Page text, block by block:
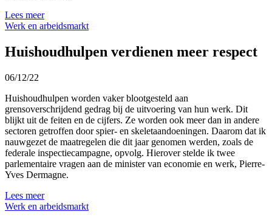
Lees meer
Werk en arbeidsmarkt
Huishoudhulpen verdienen meer respect
06/12/22
Huishoudhulpen worden vaker blootgesteld aan
grensoverschrijdend gedrag bij de uitvoering van hun werk. Dit
blijkt uit de feiten en de cijfers. Ze worden ook meer dan in andere
sectoren getroffen door spier- en skeletaandoeningen. Daarom dat ik
nauwgezet de maatregelen die dit jaar genomen werden, zoals de
federale inspectiecampagne, opvolg. Hierover stelde ik twee
parlementaire vragen aan de minister van economie en werk, Pierre-
Yves Dermagne.
Lees meer
Werk en arbeidsmarkt